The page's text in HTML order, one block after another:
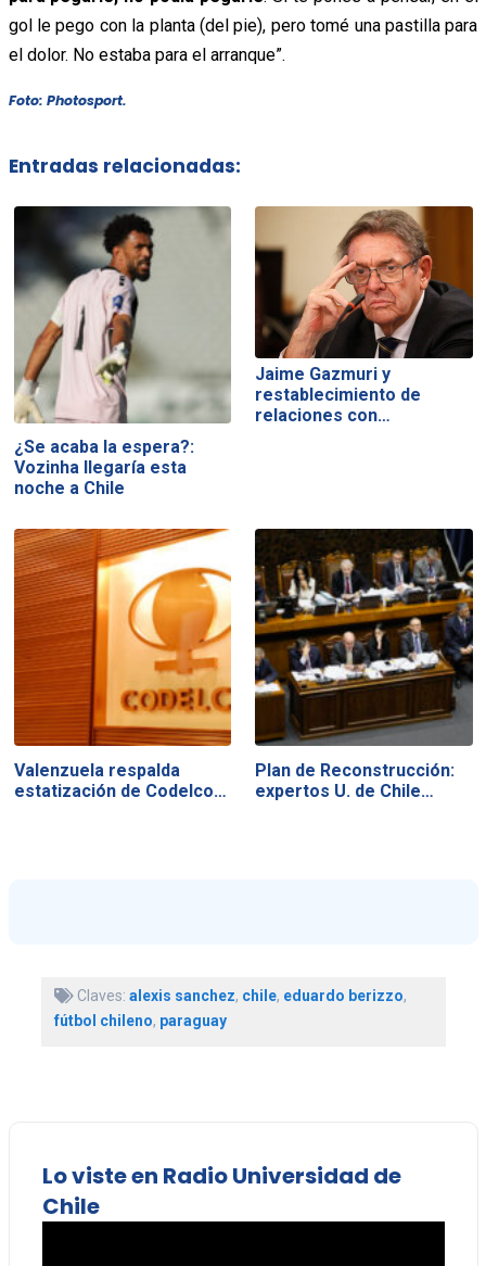
gol le pego con la planta (del pie), pero tomé una pastilla para
el dolor. No estaba para el arranque”.
Foto: Photosport.
Entradas relacionadas:
¿Se acaba la espera?:
Vozinha llegaría esta
noche a Chile
Jaime Gazmuri y
restablecimiento de
relaciones con…
Valenzuela respalda
estatización de Codelco…
Plan de Reconstrucción:
expertos U. de Chile…
Claves: alexis sanchez, chile, eduardo berizzo,
fútbol chileno, paraguay
Lo viste en Radio Universidad de
Chile